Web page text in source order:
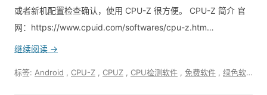
或者新机配置检查确认，使用 CPU-Z 很方便。 CPU-Z 简介 官
网：https://www.cpuid.com/softwares/cpu-z.htm…
继续阅读 →
标签: Android CPU-Z CPUZ CPU检测软件 免费软件 绿色软件